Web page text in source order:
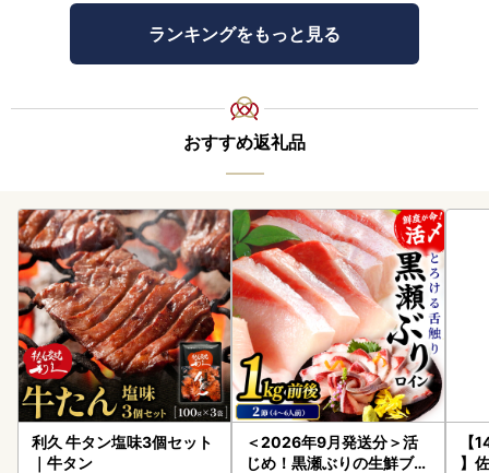
ランキングをもっと見る
おすすめ返礼品
利久 牛タン塩味3個セット
｜牛タン
＜2026年9月発送分＞活
じめ！黒瀬ぶりの生鮮ブリ
【
】